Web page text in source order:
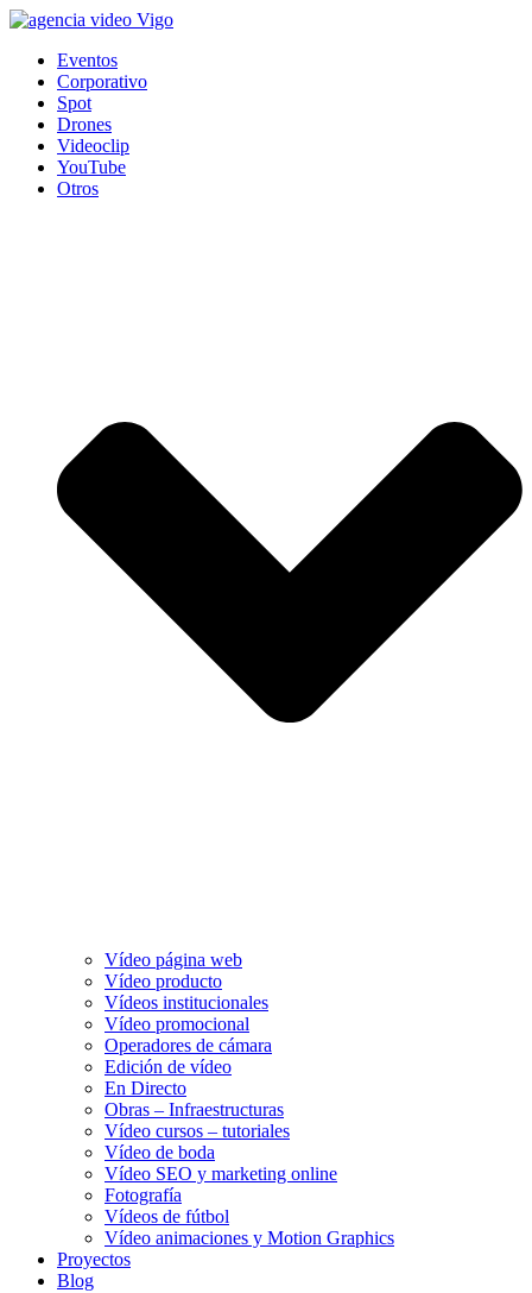
Eventos
Corporativo
Spot
Drones
Videoclip
YouTube
Otros
Vídeo página web
Vídeo producto
Vídeos institucionales
Vídeo promocional
Operadores de cámara
Edición de vídeo
En Directo
Obras – Infraestructuras
Vídeo cursos – tutoriales
Vídeo de boda
Vídeo SEO y marketing online
Fotografía
Vídeos de fútbol
Vídeo animaciones y Motion Graphics
Proyectos
Blog